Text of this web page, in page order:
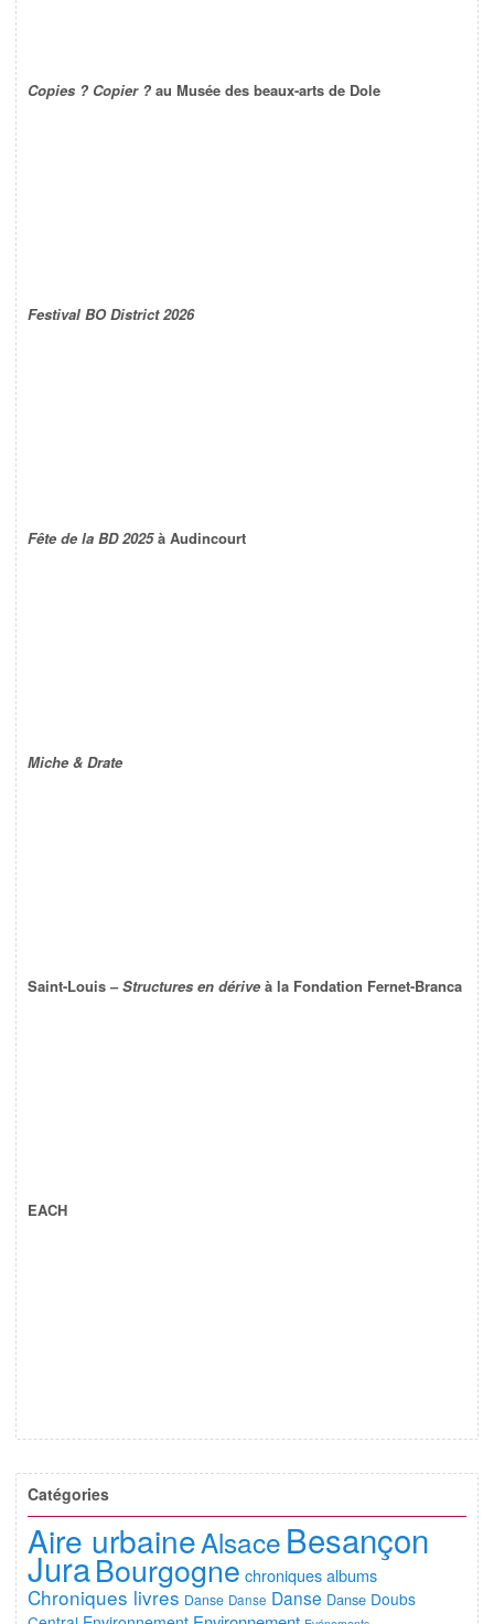
Copies ? Copier ? au Musée des beaux-arts de Dole
Festival BO District 2026
Fête de la BD 2025à Audincourt
Miche & Drate
Saint-Louis –Structures en dérive à la Fondation Fernet-Branca
EACH
Catégories
Aire urbaineAlsace Besançon
JuraBourgogne chroniques albums
Chroniques livres Danse Danse Danse Danse Doubs